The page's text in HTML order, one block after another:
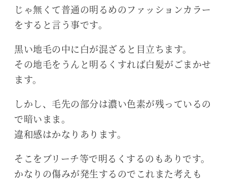
じゃ無くて普通の明るめのファッションカラー
をすると言う事です。
黒い地毛の中に白が混ざると目立ちます。
その地毛をうんと明るくすれば白髪がごまかせ
ます。
しかし、毛先の部分は濃い色素が残っているの
で暗いまま。
違和感はかなりあります。
そこをブリーチ等で明るくするのもありです。
かなりの傷みが発生するのでこれまた考えも